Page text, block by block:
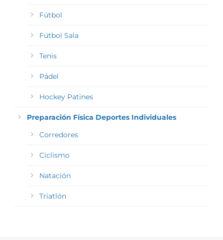
Fútbol
Fútbol Sala
Tenis
Pádel
Hockey Patines
Preparación Física Deportes Individuales
Corredores
Ciclismo
Natación
Triatlón